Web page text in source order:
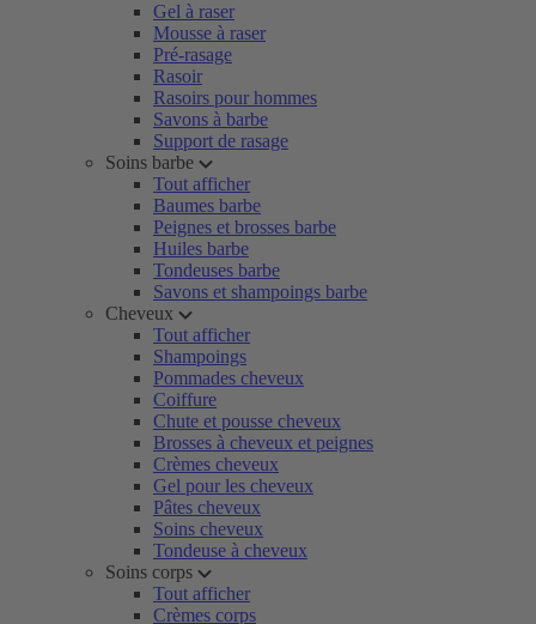
Gel à raser
Mousse à raser
Pré-rasage
Rasoir
Rasoirs pour hommes
Savons à barbe
Support de rasage
Soins barbe
Tout afficher
Baumes barbe
Peignes et brosses barbe
Huiles barbe
Tondeuses barbe
Savons et shampoings barbe
Cheveux
Tout afficher
Shampoings
Pommades cheveux
Coiffure
Chute et pousse cheveux
Brosses à cheveux et peignes
Crèmes cheveux
Gel pour les cheveux
Pâtes cheveux
Soins cheveux
Tondeuse à cheveux
Soins corps
Tout afficher
Crèmes corps